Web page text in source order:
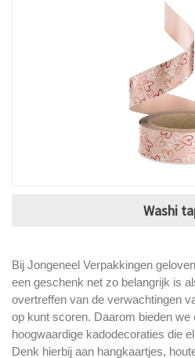
Washi
Bij Jongeneel Verpakkingen
een geschenk net zo belangrijk is
overtreffen van de verwachtingen
op kunt scoren. Daarom bieden we
hoogwaardige kadodecoraties die
Denk hierbij aan hangkaartjes,